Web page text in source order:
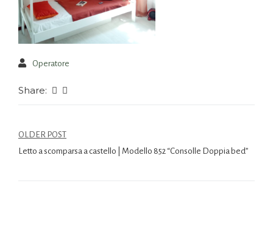
Operatore
Share:
OLDER POST
Letto a scomparsa a castello | Modello 852 “Consolle Doppia bed”